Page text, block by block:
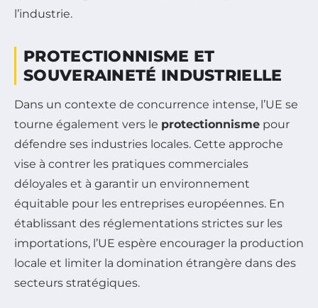
l’industrie.
PROTECTIONNISME ET
SOUVERAINETÉ INDUSTRIELLE
Dans un contexte de concurrence intense, l’UE se
tourne également vers le protectionnisme pour
défendre ses industries locales. Cette approche
vise à contrer les pratiques commerciales
déloyales et à garantir un environnement
équitable pour les entreprises européennes. En
établissant des réglementations strictes sur les
importations, l’UE espère encourager la production
locale et limiter la domination étrangère dans des
secteurs stratégiques.